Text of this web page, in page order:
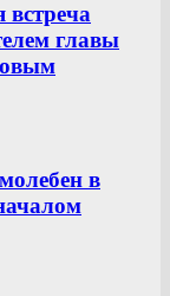
главы
в